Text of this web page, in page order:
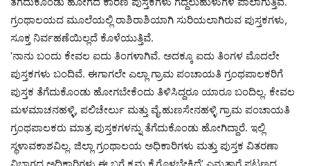
ಗ್ರಂಥಾಲಯದ ಮೂಲೆಯಲ್ಲಿ ರಾಶಿರಾಶಿಯಾಗಿ ಸುರಿಯಲಾಗಿರುವ ಪುಸ್ತಕಗಳು,
ಸೂಕ್ತ ನಿರ್ವಹಣೆಯಿಲ್ಲದೆ ಕೊಳೆಯುತ್ತಿವೆ.
‘ನಾನು ಬಂದು ಕೇವಲ ಐದು ತಿಂಗಳಾಗಿವೆ. ಅದಕ್ಕೂ ಐದು ತಿಂಗಳ ಮೊದಲೇ
ಪುಸ್ತಕಗಳು ಬಂದಿವೆ. ಈಗಾಗಲೇ ಎಲ್ಲಾ ಗ್ರಾಮ ಪಂಚಾಯತಿ ಗ್ರಂಥಪಾಲಕರಿಗೆ
ಪುಸ್ತಕ ತೆಗೆದುಕೊಂಡು ಹೋಗಬೇಕೆಂದು ತಿಳಿಸಿದ್ದರೂ ಯಾರೂ ಬಂದಿಲ್ಲ. ಕೇವಲ
ಮಳಮಾಚನಹಳ್ಳಿ, ಪಲಿಚೇರ್ಲು ಮತ್ತು ವೈ.ಹುಣಸೇನಹಳ್ಳಿ ಗ್ರಾಮ ಪಂಚಾಯತಿ
ಗ್ರಂಥಪಾಲಕರು ಮಾತ್ರ ಪುಸ್ತಕಗಳನ್ನು ತೆಗೆದುಕೊಂಡು ಹೋಗಿದ್ದಾರೆ. ಇಲ್ಲಿ
ಸ್ಥಳಾವಕಾಶವಿಲ್ಲ. ಜಿಲ್ಲಾ ಗ್ರಂಥಾಲಯ ಅಧಿಕಾರಿಗಳು ಮತ್ತು ಪುಸ್ತಕ ವಿತರಣಾ